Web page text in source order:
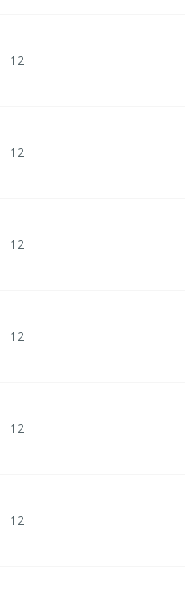
12
12
12
12
12
12